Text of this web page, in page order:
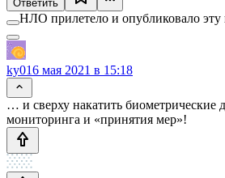
Ответить
НЛО прилетело и опубликовало эту
ky016 мая 2021 в 15:18
… и сверху накатить биометрические
мониторинга и «принятия мер»!